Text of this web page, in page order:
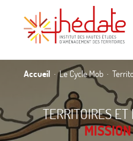
Accueil Le Cycle Mob
TERRITOIRES